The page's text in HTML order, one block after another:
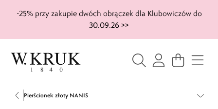
-25% przy zakupie dwóch obrączek dla Klubowiczów do
30.09.26 >>
Pierścionek złoty NANIS